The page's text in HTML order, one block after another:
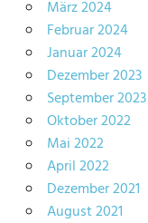
März 2024
Februar 2024
Januar 2024
Dezember 2023
September 2023
Oktober 2022
Mai 2022
April 2022
Dezember 2021
August 2021